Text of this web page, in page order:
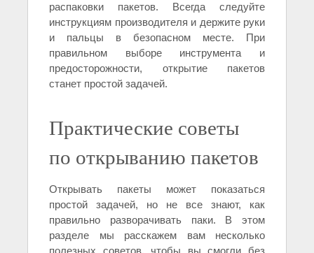
распаковки пакетов. Всегда следуйте
инструкциям производителя и держите руки
и пальцы в безопасном месте. При
правильном выборе инструмента и
предосторожности, открытие пакетов
станет простой задачей.
Практические советы
по открыванию пакетов
Открывать пакеты может показаться
простой задачей, но не все знают, как
правильно разворачивать паки. В этом
разделе мы расскажем вам несколько
полезных советов, чтобы вы смогли без